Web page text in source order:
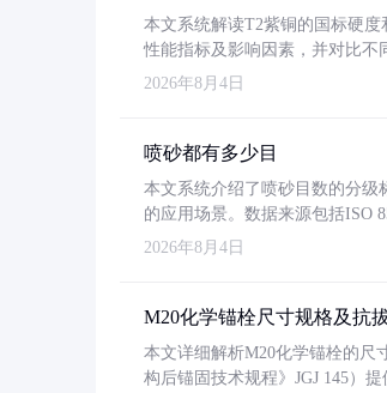
本文系统解读T2紫铜的国标硬度
性能指标及影响因素，并对比不
2026年8月4日
喷砂都有多少目
本文系统介绍了喷砂目数的分级
的应用场景。数据来源包括ISO
2026年8月4日
M20化学锚栓尺寸规格及抗
本文详细解析M20化学锚栓的尺
构后锚固技术规程》JGJ 145）